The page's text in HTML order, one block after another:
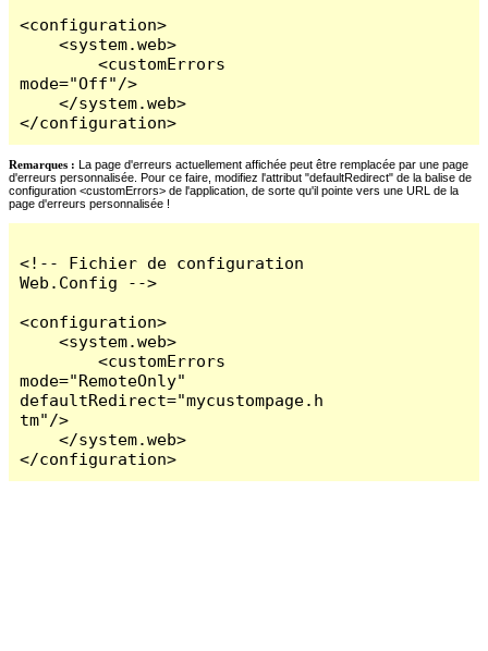
<configuration>
    <system.web>
        <customErrors
mode="Off"/>
    </system.web>
</configuration>
Remarques : La page d'erreurs actuellement affichée peut être remplacée par une page
d'erreurs personnalisée. Pour ce faire, modifiez l'attribut "defaultRedirect" de la balise de
configuration <customErrors> de l'application, de sorte qu'il pointe vers une URL de la
page d'erreurs personnalisée !
<!-- Fichier de configuration
Web.Config -->
<configuration>
    <system.web>
        <customErrors
mode="RemoteOnly"
defaultRedirect="mycustompage.h
tm"/>
    </system.web>
</configuration>